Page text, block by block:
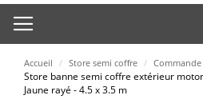
Accueil / Store semi coffre /
Store banne semi coffre extérieur
Jaune rayé - 4.5 x 3.5 m